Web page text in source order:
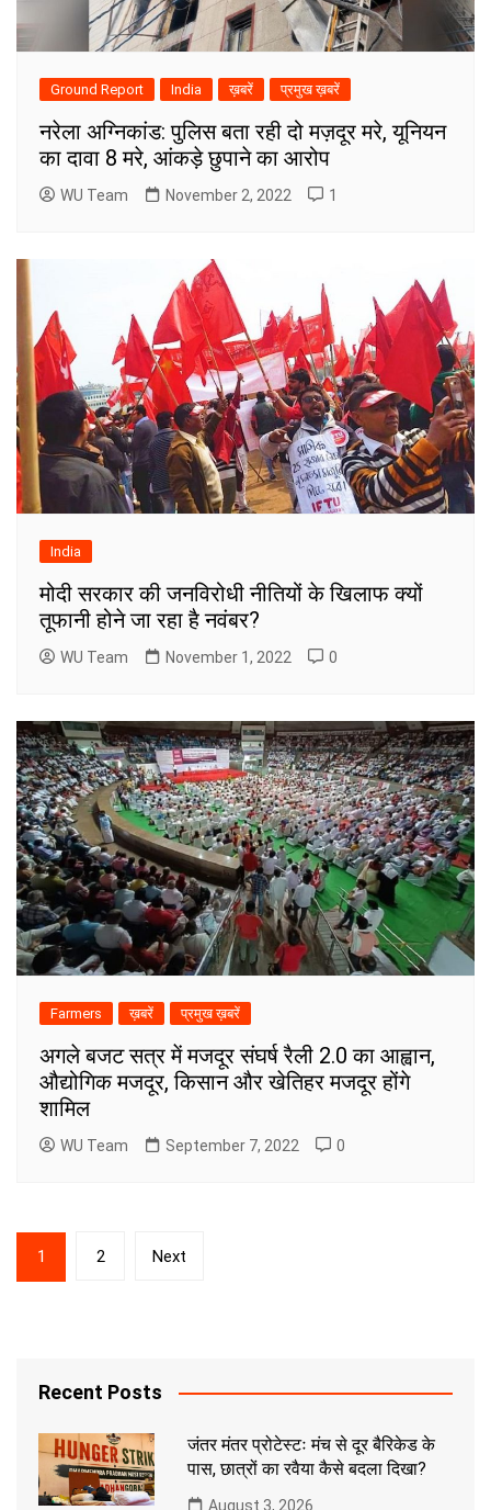
Ground Report India ख़बरें प्रमुख ख़बरें
नरेला अग्निकांड: पुलिस बता रही दो मज़दूर मरे, यूनियन
का दावा 8 मरे, आंकड़े छुपाने का आरोप
WU Team November 2, 2022 1
India
मोदी सरकार की जनविरोधी नीतियों के खिलाफ क्यों
तूफानी होने जा रहा है नवंबर?
WU Team November 1, 2022 0
Farmers ख़बरें प्रमुख ख़बरें
अगले बजट सत्र में मजदूर संघर्ष रैली 2.0 का आह्वान,
औद्योगिक मजदूर, किसान और खेतिहर मजदूर होंगे
शामिल
WU Team September 7, 2022 0
Posts
pagination
1 2 Next
Recent Posts
जंतर मंतर प्रोटेस्टः मंच से दूर बैरिकेड के
पास, छात्रों का रवैया कैसे बदला दिखा?
August 3, 2026